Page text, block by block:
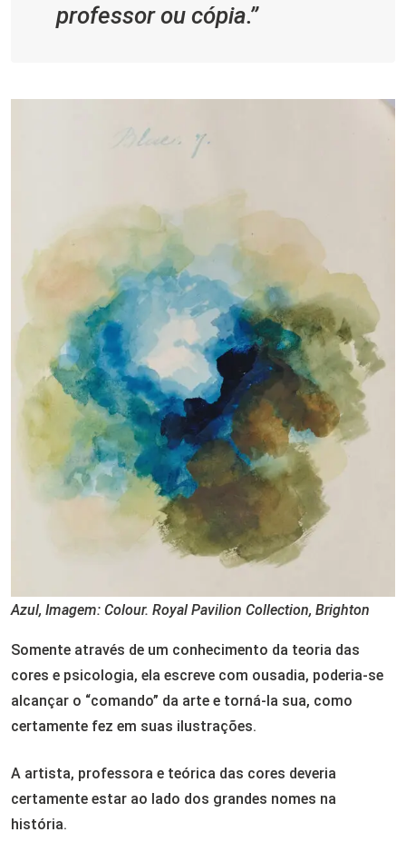
professor ou cópia.”
Azul, Imagem: Colour. Royal Pavilion Collection, Brighton
Somente através de um conhecimento da teoria das
cores e psicologia, ela escreve com ousadia, poderia-se
alcançar o “comando” da arte e torná-la sua, como
certamente fez em suas ilustrações.
A artista, professora e teórica das cores deveria
certamente estar ao lado dos grandes nomes na
história.